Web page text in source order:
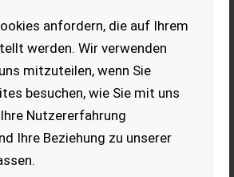
anfordern, die auf Ihrem
werden. Wir verwenden
mitzuteilen, wenn Sie
besuchen, wie Sie mit uns
Nutzererfahrung
Ihre Beziehung zu unserer
12m Messer, für Wandmontage und